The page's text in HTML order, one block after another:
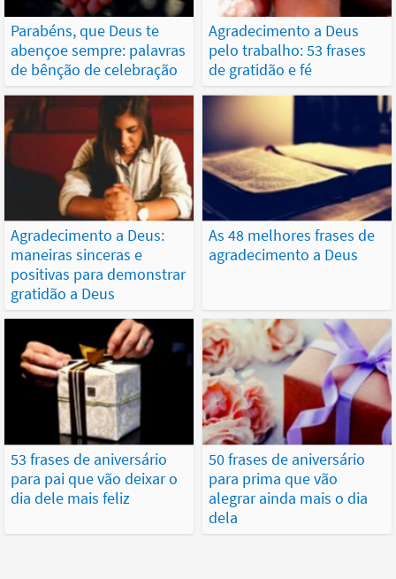
Parabéns, que Deus te
abençoe sempre: palavras
de bênção de celebração
Agradecimento a Deus
pelo trabalho: 53 frases
de gratidão e fé
Agradecimento a Deus:
maneiras sinceras e
positivas para demonstrar
gratidão a Deus
As 48 melhores frases de
agradecimento a Deus
53 frases de aniversário
para pai que vão deixar o
dia dele mais feliz
50 frases de aniversário
para prima que vão
alegrar ainda mais o dia
dela